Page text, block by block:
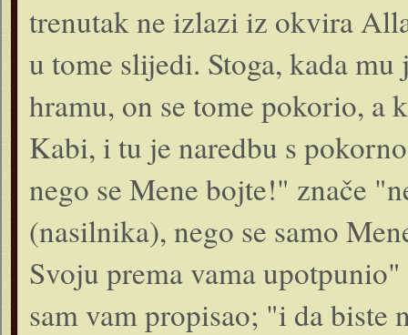
trenutak ne izlazi iz okvira
u tome slijedi. Stoga, kada
hramu, on se tome pokorio, a
Kabi, i tu je naredbu s
nego se Mene bojte!" znače
(nasilnika), nego se samo
Svoju prema vama
sam vam propisao; "i da